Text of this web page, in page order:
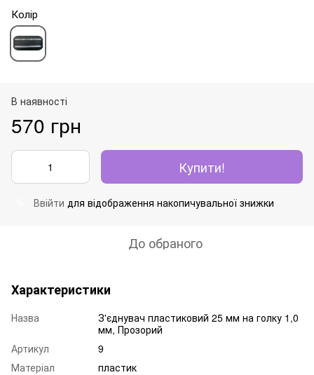
Колір
В наявності
570 грн
Купити!
Ввійти для відображення накопичувальної знижки
До обраного
Характеристики
Назва
З'єднувач пластиковий 25 мм на голку 1,0
мм, Прозорий
Артикул
9
Матеріал
пластик